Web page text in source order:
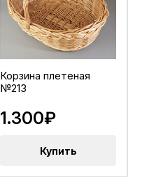
Корзина плетеная
№213
1.300₽
Купить